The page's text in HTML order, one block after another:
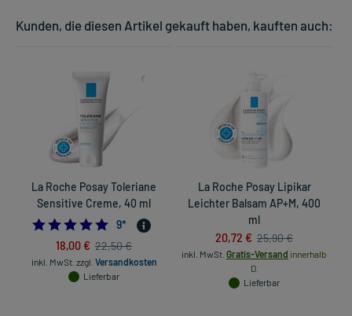
Kunden, die diesen Artikel gekauft haben, kauften auch:
La Roche Posay Toleriane
Sensitive Creme, 40 ml
5.0
9*
18,00 € 22,50 €
inkl. MwSt. zzgl. Versandkosten
Lieferbar
La Roche Posay Lipikar
Leichter Balsam AP+M, 400
ml
20,72 € 25,90 €
inkl. MwSt. Gratis-Versand innerhalb
D.
Lieferbar